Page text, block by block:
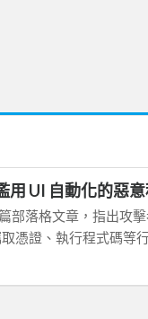
用 UI 自動化的惡
部落格文章，指出攻
憑證、執行程式碼等